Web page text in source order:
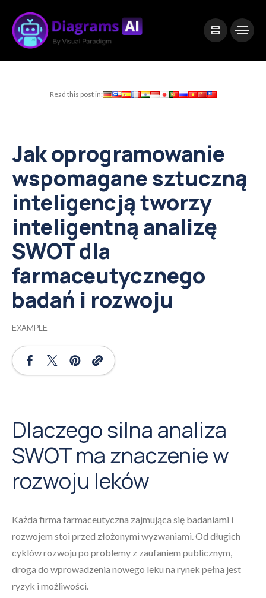
Read this post in:
Jak oprogramowanie
wspomagane sztuczną
inteligencją tworzy
inteligentną analizę
SWOT dla
farmaceutycznego
badań i rozwoju
EXAMPLE
Dlaczego silna analiza
SWOT ma znaczenie w
rozwoju leków
Każda firma farmaceutyczna zajmująca się badaniami i
rozwojem stoi przed złożonymi wyzwaniami. Od długich
cyklów rozwoju po problemy z zaufaniem publicznym,
droga do wprowadzenia nowego leku na rynek pełna jest
ryzyk i możliwości.